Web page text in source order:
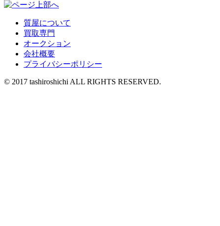
質屋について
買取専門
オークション
会社概要
プライバシーポリシー
© 2017 tashiroshichi ALL RIGHTS RESERVED.